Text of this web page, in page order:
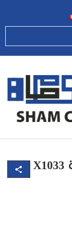
شاحن موبايل خاص بالسيارة X1033